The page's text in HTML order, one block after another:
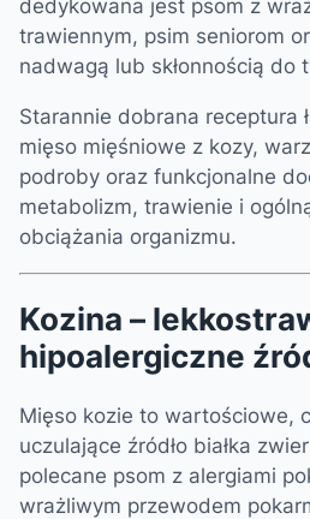
dedykowana jest psom z
trawiennym, psim seniorom
nadwagą lub skłonnością do
Starannie dobrana receptura
mięso mięśniowe z kozy,
podroby oraz funkcjonalne
metabolizm, trawienie i
obciążania organizmu.
Kozina –
hipoalergiczne
Mięso kozie to wartościowe,
uczulające źródło białka
polecane psom z alergiami
wrażliwym przewodem